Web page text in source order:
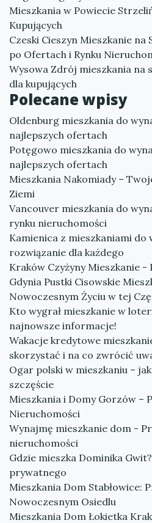
Mieszkania w Powiecie
Kupujących
Czeski Cieszyn Mieszkanie
po Ofertach i Rynku
Wysowa Zdrój mieszkania na
dla kupujących
Polecane wpisy
Oldenburg mieszkania do
najlepszych ofertach
Potęgowo mieszkania do
najlepszych ofertach
Mieszkania Nakomiady –
Ziemi
Vancouver mieszkania do
rynku nieruchomości
Kamienica z mieszkaniami do
rozwiązanie dla każdego
Kraków Czyżyny Mieszkanie
Gdynia Pustki Cisowskie
Nowoczesnym Życiu w tej
Kto wygrał mieszkanie w
najnowsze informacje!
Wakacje kredytowe
skorzystać i na co zwrócić
Ogar polski w mieszkaniu –
szczęście
Mieszkania i Domy Gorzów –
Nieruchomości
Wynajmę mieszkanie dom -
nieruchomości
Gdzie mieszka Dominika
prywatnego
Mieszkania Dom Stabłowice:
Nowoczesnym Osiedlu
Mieszkania Dom Łokietka